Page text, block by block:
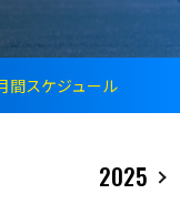
間スケジュール
2025